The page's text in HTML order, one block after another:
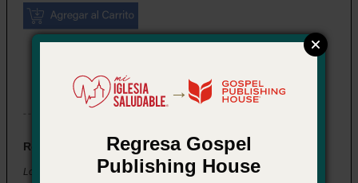
Resumen
Los diez grandes: Una guía de acceso rápido a diez puntos
→
Regresa Gospel
Publishing House